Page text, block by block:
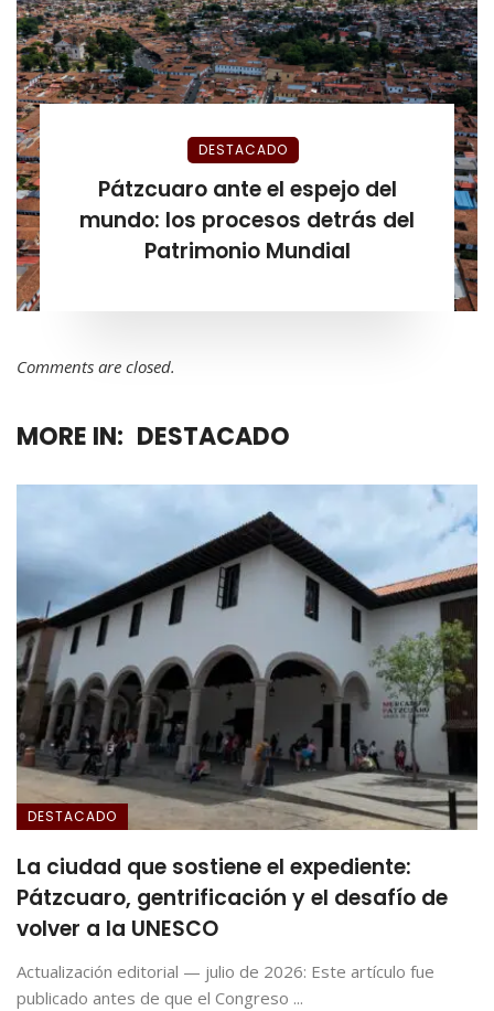
DESTACADO
Pátzcuaro ante el espejo del
mundo: los procesos detrás del
Patrimonio Mundial
Comments are closed.
MORE IN: DESTACADO
DESTACADO
La ciudad que sostiene el expediente:
Pátzcuaro, gentrificación y el desafío de
volver a la UNESCO
Actualización editorial — julio de 2026: Este artículo fue
publicado antes de que el Congreso ...